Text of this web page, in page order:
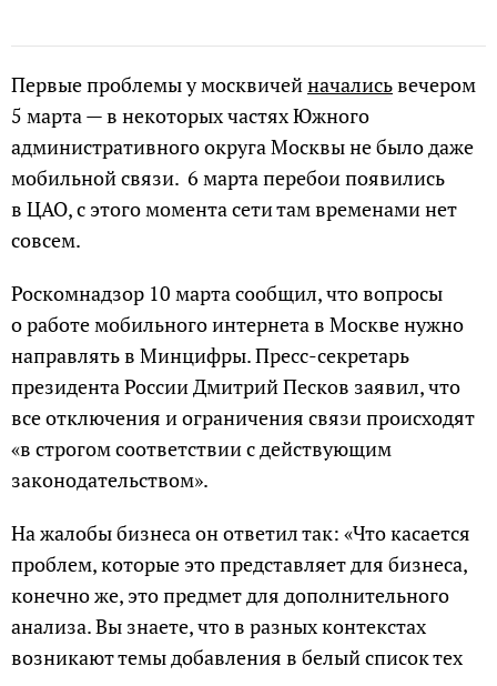
Первые проблемы у москвичейначалисьвечером
5 марта — в некоторых частях Южного
административного округа Москвы не было даже
мобильной связи. 6 марта перебои появились
в ЦАО, с этого момента сети там временами нет
совсем.
Роскомнадзор 10 марта сообщил, что вопросы
о работе мобильного интернета в Москве нужно
направлять в Минцифры. Пресс-секретарь
президента России Дмитрий Песков заявил, что
все отключения и ограничения связи происходят
«в строгом соответствии с действующим
законодательством».
На жалобы бизнеса он ответил так: «Что касается
проблем, которые это представляет для бизнеса,
конечно же, это предмет для дополнительного
анализа. Вы знаете, что в разных контекстах
возникают темы добавления в белый список тех